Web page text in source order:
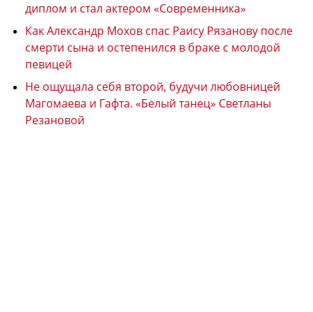
диплом и стал актером «Современника»
Как Александр Мохов спас Раису Рязанову после
смерти сына и остепенился в браке с молодой
певицей
Не ощущала себя второй, будучи любовницей
Магомаева и Гафта. «Белый танец» Светланы
Резановой